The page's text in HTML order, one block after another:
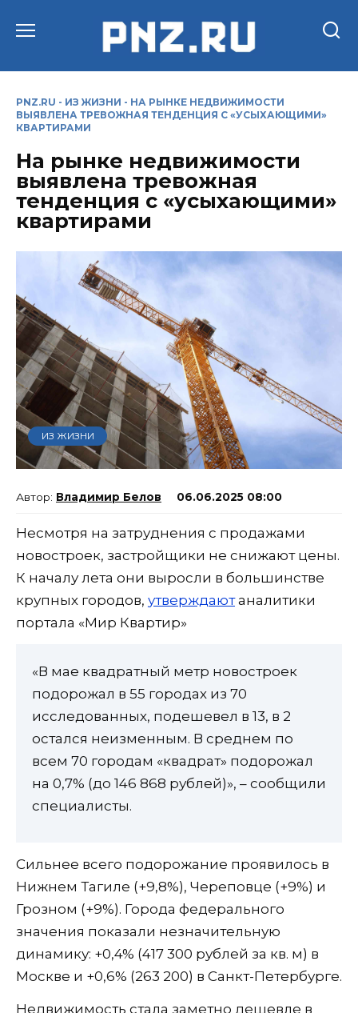
PNZ.RU - ИЗ ЖИЗНИ - НА РЫНКЕ НЕДВИЖИМОСТИ
ВЫЯВЛЕНА ТРЕВОЖНАЯ ТЕНДЕНЦИЯ С «УСЫХАЮЩИМИ»
КВАРТИРАМИ
На рынке недвижимости
выявлена тревожная
тенденция с «усыхающими»
квартирами
ИЗ ЖИЗНИ
Владимир Белов 06.06.2025 08:00
Несмотря на затруднения с продажами
новостроек, застройщики не снижают цены.
К началу лета они выросли в большинстве
крупных городов, утверждаютаналитики
портала «Мир Квартир»
«В мае квадратный метр новостроек
подорожал в 55 городах из 70
исследованных, подешевел в 13, в 2
остался неизменным. В среднем по
всем 70 городам «квадрат» подорожал
на 0,7% (до 146 868 рублей)», – сообщили
специалисты.
Сильнее всего подорожание проявилось в
Нижнем Тагиле (+9,8%), Череповце (+9%) и
Грозном (+9%). Города федерального
значения показали незначительную
динамику: +0,4% (417 300 рублей за кв. м) в
Москве и +0,6% (263 200) в Санкт-Петербурге.
Недвижимость стала заметно дешевле в